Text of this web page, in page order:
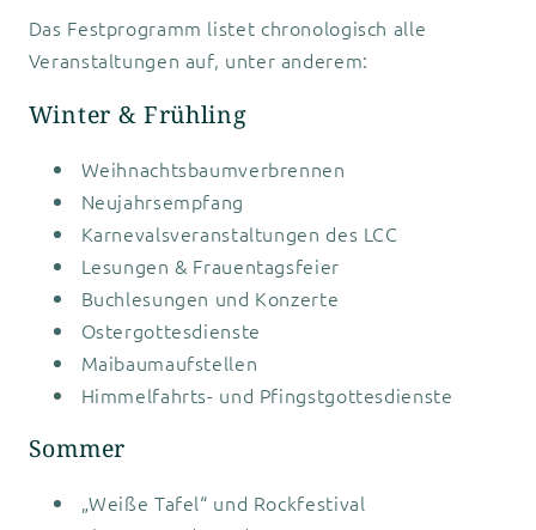
Das Festprogramm listet chronologisch alle
Veranstaltungen auf, unter anderem:
Winter & Frühling
Weihnachtsbaumverbrennen
Neujahrsempfang
Karnevalsveranstaltungen des LCC
Lesungen & Frauentagsfeier
Buchlesungen und Konzerte
Ostergottesdienste
Maibaumaufstellen
Himmelfahrts- und Pfingstgottesdienste
Sommer
„Weiße Tafel“ und Rockfestival